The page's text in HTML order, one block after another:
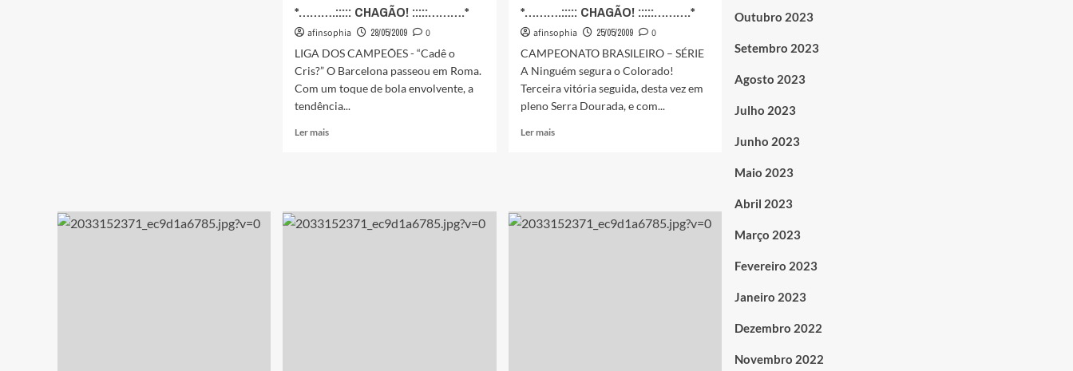
*……….::::: CHAGÃO! :::::……….*
afinsophia 28/05/2009
0
LIGA DOS CAMPEÕES - “Cadê o
Cris?” O Barcelona passeou em Roma.
Com um toque de bola envolvente, a
tendência...
Ler maisLeia
……….*
*……….::::: CHAGÃO! :::::……….*
afinsophia 25/05/2009
0
CAMPEONATO BRASILEIRO – SÉRIE
A Ninguém segura o Colorado!
Terceira vitória seguida, desta vez em
pleno Serra Dourada, e com...
Ler maisLeia
……….*
Outubro 2023
Setembro 2023
Agosto 2023
Julho 2023
Junho 2023
Maio 2023
Abril 2023
Março 2023
Fevereiro 2023
Janeiro 2023
Dezembro 2022
Novembro 2022